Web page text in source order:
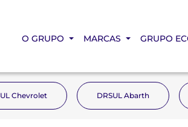
O GRUPO MARCAS GRUPO
Chevrolet DRSUL Abarth